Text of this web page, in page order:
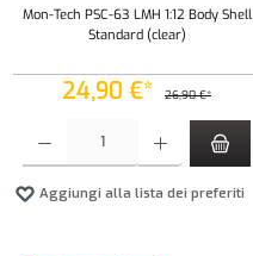
Mon-Tech PSC-63 LMH 1:12 Body Shell
Standard (clear)
24,90 €* 26,90 €*
Aggiungi alla lista dei preferiti